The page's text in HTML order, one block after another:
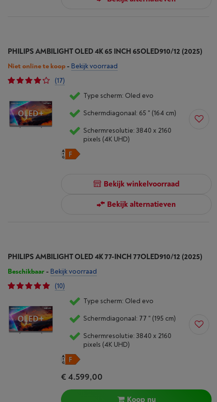
PHILIPS AMBILIGHT OLED 4K 65 INCH 65OLED910/12 (2025)
Niet online te koop- Bekijk voorraad
(17)
Type scherm: Oled evo
Schermdiagonaal: 65 " (164 cm)
Schermresolutie: 3840 x 2160
pixels (4K UHD)
Bekijk winkelvoorraad
Bekijk alternatieven
PHILIPS AMBILIGHT OLED 4K 77-INCH 77OLED910/12 (2025)
Beschikbaar- Bekijk voorraad
(10)
Type scherm: Oled evo
Schermdiagonaal: 77 " (195 cm)
Schermresolutie: 3840 x 2160
pixels (4K UHD)
€ 4.599,00
Koop nu